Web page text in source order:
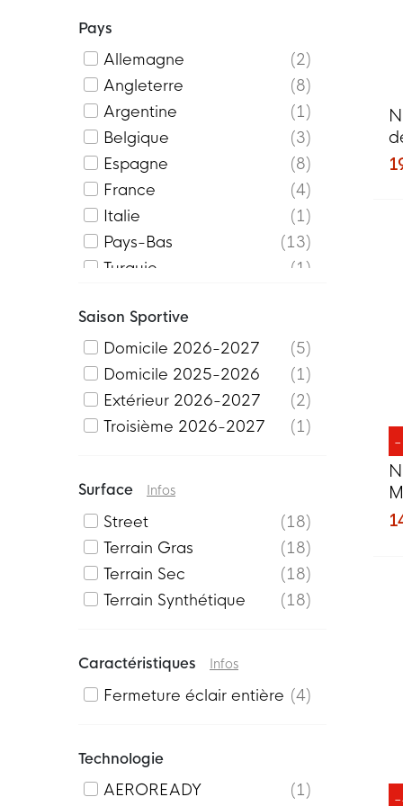
Serie A
Équipes nationales
5
Pays
Allemagne
2
Angleterre
8
Argentine
1
Belgique
3
Espagne
8
France
4
Italie
1
Pays-Bas
13
Turquie
1
Saison Sportive
Domicile 2026-2027
5
Domicile 2025-2026
1
Extérieur 2026-2027
2
Troisième 2026-2027
1
Surface Infos
Street
18
Terrain Gras
18
Terrain Sec
18
Terrain Synthétique
18
Caractéristiques Infos
Fermeture éclair entière 4
Technologie
AEROREADY
1